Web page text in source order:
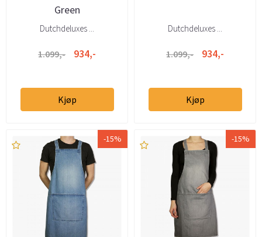
Green
Dutchdeluxes ...
1.099,- 934,-
Kjøp
Dutchdeluxes ...
1.099,- 934,-
Kjøp
-15% -15%